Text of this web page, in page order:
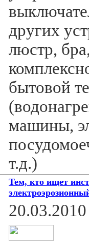
других
люстр,
бытовой
машины,
т.д.)
Тем, кто ищет
20.03.2010